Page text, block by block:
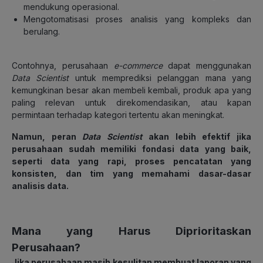
mendukung operasional.
Mengotomatisasi proses analisis yang kompleks dan
berulang.
Contohnya, perusahaan e-commercedapat menggunakan
Data Scientistuntuk memprediksi pelanggan mana yang
kemungkinan besar akan membeli kembali, produk apa yang
paling relevan untuk direkomendasikan, atau kapan
permintaan terhadap kategori tertentu akan meningkat.
Namun, peran Data Scientistakan lebih efektif jika
perusahaan sudah memiliki fondasi data yang baik,
seperti data yang rapi, proses pencatatan yang
konsisten, dan tim yang memahami dasar-dasar
analisis data.
Mana yang Harus Diprioritaskan
Perusahaan?